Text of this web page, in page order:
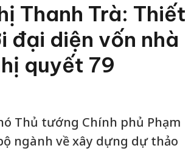
Thanh Trà: Thiết
đại diện vốn nhà
quyết 79
Thủ tướng Chính phủ Phạm
ngành về xây dựng dự thảo